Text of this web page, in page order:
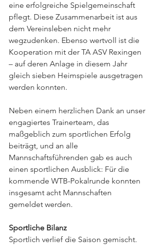
eine erfolgreiche Spielgemeinschaft
pflegt. Diese Zusammenarbeit ist aus
dem Vereinsleben nicht mehr
wegzudenken. Ebenso wertvoll ist die
Kooperation mit der TA ASV Rexingen
– auf deren Anlage in diesem Jahr
gleich sieben Heimspiele ausgetragen
werden konnten.
Neben einem herzlichen Dank an unser
engagiertes Trainerteam, das
maßgeblich zum sportlichen Erfolg
beiträgt, und an alle
Mannschaftsführenden gab es auch
einen sportlichen Ausblick: Für die
kommende WTB-Pokalrunde konnten
insgesamt acht Mannschaften
gemeldet werden.
Sportliche Bilanz
Sportlich verlief die Saison gemischt.